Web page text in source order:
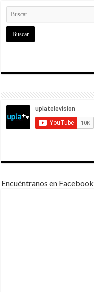
Encuéntranos en Facebook